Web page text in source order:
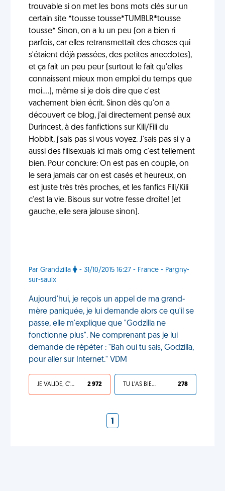
trouvable si on met les bons mots clés sur un
certain site *tousse tousse*TUMBLR*tousse
tousse* Sinon, on a lu un peu (on a bien ri
parfois, car elles retransmettait des choses qui
s'étaient déjà passées, des petites anecdotes),
et ça fait un peu peur (surtout le fait qu'elles
connaissent mieux mon emploi du temps que
moi....), même si je dois dire que c'est
vachement bien écrit. Sinon dès qu'on a
découvert ce blog, j'ai directement pensé aux
Durincest, à des fanfictions sur Kili/Fili du
Hobbit, j'sais pas si vous voyez. J'sais pas si y a
aussi des filisexuals ici mais omg c'est tellement
bien. Pour conclure: On est pas en couple, on
le sera jamais car on est casés et heureux, on
est juste très très proches, et les fanfics Fili/Kili
c'est la vie. Bisous sur votre fesse droite! (et
gauche, elle sera jalouse sinon).
Par Grandzilla
- 31/10/2015 16:27 - France - Pargny-
sur-saulx
Aujourd'hui, je reçois un appel de ma grand-
mère paniquée, je lui demande alors ce qu'il se
passe, elle m'explique que "Godzilla ne
fonctionne plus". Ne comprenant pas je lui
demande de répéter : "Bah oui tu sais, Godzilla,
pour aller sur Internet." VDM
JE VALIDE, C'EST UNE VDM 2 972 TU L'AS BIEN MÉRITÉ 278
1